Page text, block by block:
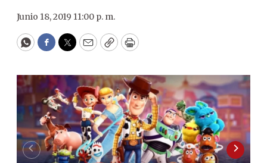
Junio 18, 2019 11:00 p. m.
WhatsApp
Facebook
Twitter
EmailCopyPrint